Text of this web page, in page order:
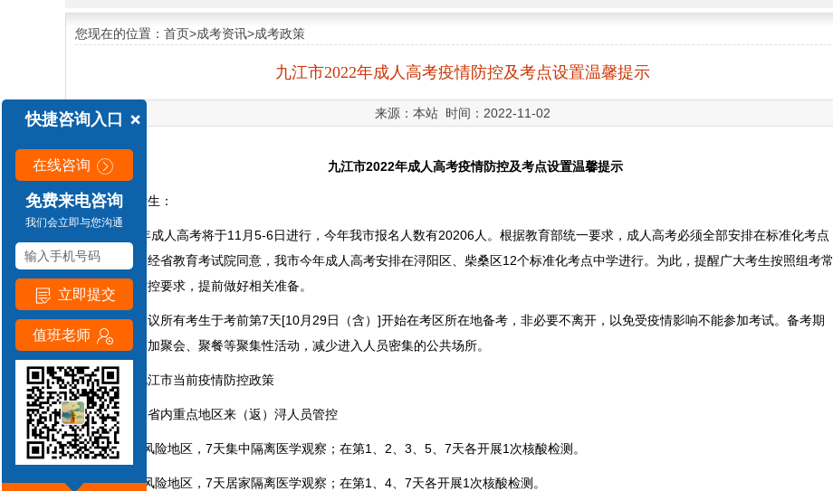
您现在的位置： 首页>成考资讯>成考政策
九江市2022年成人高考疫情防控及考点设置温馨提示
来源：本站 时间：2022-11-02
九江市2022年成人高考疫情防控及考点设置温馨提示
各位考生：
2022年成人高考将于11月5-6日进行，今年我市报名人数有20206人。根据教育部统一要求，成人高考必须全部安排在标准化考点
考场进行，经省教育考试院同意，我市今年成人高考安排在浔阳区、柴桑区12个标准化考点中学进行。为此，提醒广大考生按照组考常
态化疫情防控要求，提前做好相关准备。
一、建议所有考生于考前第7天[10月29日（含）]开始在考区所在地备考，非必要不离开，以免受疫情影响不能参加考试。备考期
间，避免参加聚会、聚餐等聚集性活动，减少进入人员密集的公共场所。
二、九江市当前疫情防控政策
（一）省内重点地区来（返）浔人员管控
1、高风险地区，7天集中隔离医学观察；在第1、2、3、5、7天各开展1次核酸检测。
2、中风险地区，7天居家隔离医学观察；在第1、4、7天各开展1次核酸检测。
快捷咨询入口 +
在线咨询
免费来电咨询
我们会立即与您沟通
立即提交
值班老师